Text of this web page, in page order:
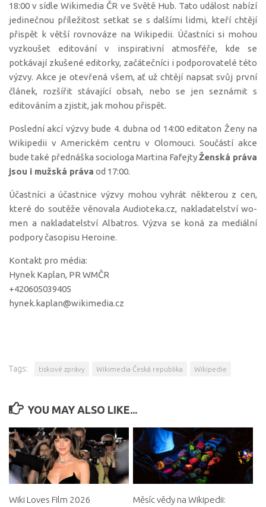
18:00 v sídle Wikimedia ČR ve Světě Hub. Tato událost nabízí
jedinečnou příležitost setkat se s dalšími lidmi, kteří chtějí
přispět k větší rovnováze na Wikipedii. Účastníci si mohou
vyzkoušet editování v inspirativní atmosféře, kde se
potkávají zkušené editorky, začátečníci i podporovatelé této
výzvy. Akce je otevřená všem, ať už chtějí napsat svůj první
článek, rozšířit stávající obsah, nebo se jen seznámit s
editováním a zjistit, jak mohou přispět.
Poslední akcí výzvy bude 4. dubna od 14:00 editaton Ženy na
Wikipedii v Americkém centru v Olomouci. Součástí akce
bude také přednáška sociologa Martina FafejtyŽenská práva
jsou i mužská práva od 17:00.
Účastníci a účastnice výzvy mohou vyhrát některou z cen,
které do soutěže věnovala Audioteka.cz, nakladatelství wo-
men a nakladatelství Albatros. Výzva se koná za mediální
podpory časopisu Heroine.
Kontakt pro média:
Hynek Kaplan, PR WMČR
+420605039405
hynek.kaplan@wikimedia.cz
Tags: tiskové zprávy Wikimedia Česká republika Wikipedie
YOU MAY ALSO LIKE...
Wiki Loves Film 2026
Měsíc vědy na Wikipedii: